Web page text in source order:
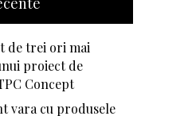
de trei ori mai
proiect de
Concept
vara cu produsele